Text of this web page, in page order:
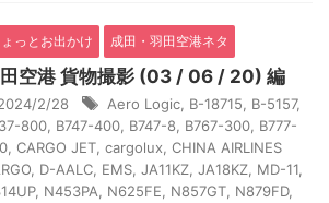
っとお出かけ 成田・羽田空港ネタ
空港 貨物撮影 (03 / 06 / 20) 編
2/28 Aero Logic B-18715 B-5157,
800 B747-400 B747-8 B767-300 B777-
CARGO JET cargolux CHINA AIRLINES
D-AALC EMS JA11KZ JA18KZ MD-11
, N453PA N625FE N857GT N879FD,